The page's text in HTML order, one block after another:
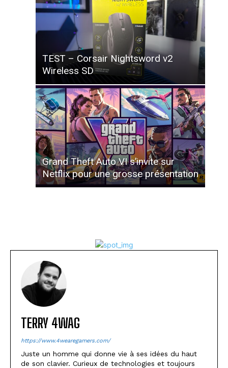
TEST – Corsair Nightsword v2
Wireless SD
Grand Theft Auto VI s’invite sur
Netflix pour une grosse présentation
TERRY 4WAG
https://www.4wearegamers.com/
Juste un homme qui donne vie à ses idées du haut
de son clavier. Curieux de technologies et toujours